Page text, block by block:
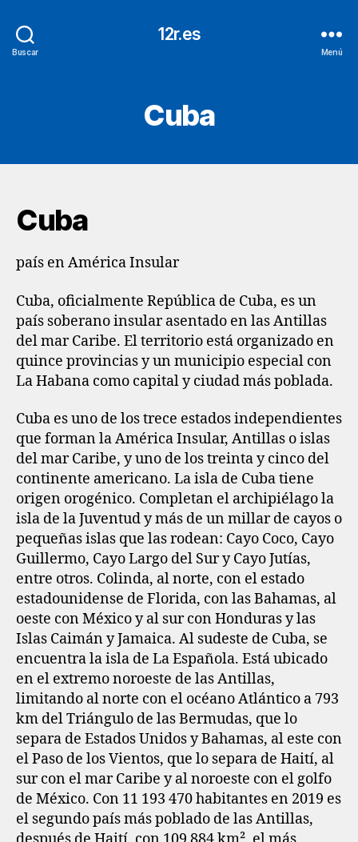
Buscar
12r.es
Menú
Cuba
Cuba
país en América Insular
Cuba, oficialmente República de Cuba,​ es un
país soberano insular asentado en las Antillas
del mar Caribe. El territorio está organizado en
quince provincias y un municipio especial con
La Habana como capital y ciudad más poblada.
Cuba es uno de los trece estados independientes
que forman la América Insular, Antillas o islas
del mar Caribe, y uno de los treinta y cinco del
continente americano. La isla de Cuba tiene
origen orogénico. Completan el archipiélago la
isla de la Juventud y más de un millar de cayos o
pequeñas islas que las rodean: Cayo Coco, Cayo
Guillermo, Cayo Largo del Sur y Cayo Jutías,
entre otros. Colinda, al norte, con el estado
estadounidense de Florida, con las Bahamas, al
oeste con México y al sur con Honduras y las
Islas Caimán y Jamaica. Al sudeste de Cuba, se
encuentra la isla de La Española. Está ubicado
en el extremo noroeste de las Antillas,
limitando al norte con el océano Atlántico a 793
km del Triángulo de las Bermudas, que lo
separa de Estados Unidos y Bahamas, al este con
el Paso de los Vientos, que lo separa de Haití, al
sur con el mar Caribe y al noroeste con el golfo
de México. Con 11 193 470 habitantes en 2019 es
el segundo país más poblado de las Antillas,